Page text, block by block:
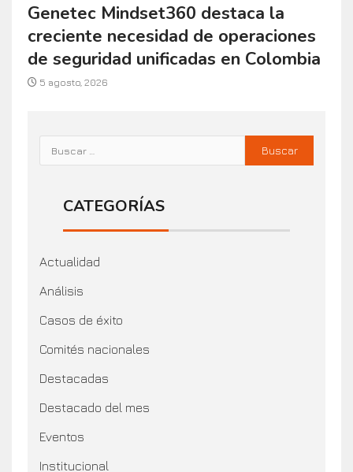
Genetec Mindset360 destaca la
creciente necesidad de operaciones
de seguridad unificadas en Colombia
5 agosto, 2026
CATEGORÍAS
Actualidad
Análisis
Casos de éxito
Comités nacionales
Destacadas
Destacado del mes
Eventos
Institucional